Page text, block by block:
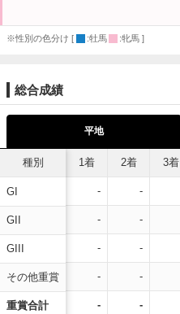
※性別の色分け [ :牡馬 :牝馬 ]
総合成績
平地
種別
GI
GII
GIII
その他重賞
重賞合計
1着 2着 3着
- -
- -
- -
- -
- -